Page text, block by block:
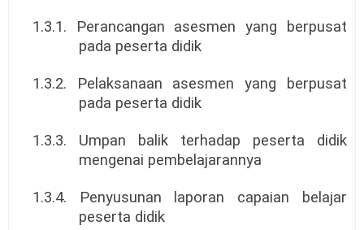
1.3.1. Perancangan asesmen yang berpusat
pada peserta didik
1.3.2. Pelaksanaan asesmen yang berpusat
pada peserta didik
1.3.3. Umpan balik terhadap peserta didik
mengenai pembelajarannya
1.3.4. Penyusunan laporan capaian belajar
peserta didik